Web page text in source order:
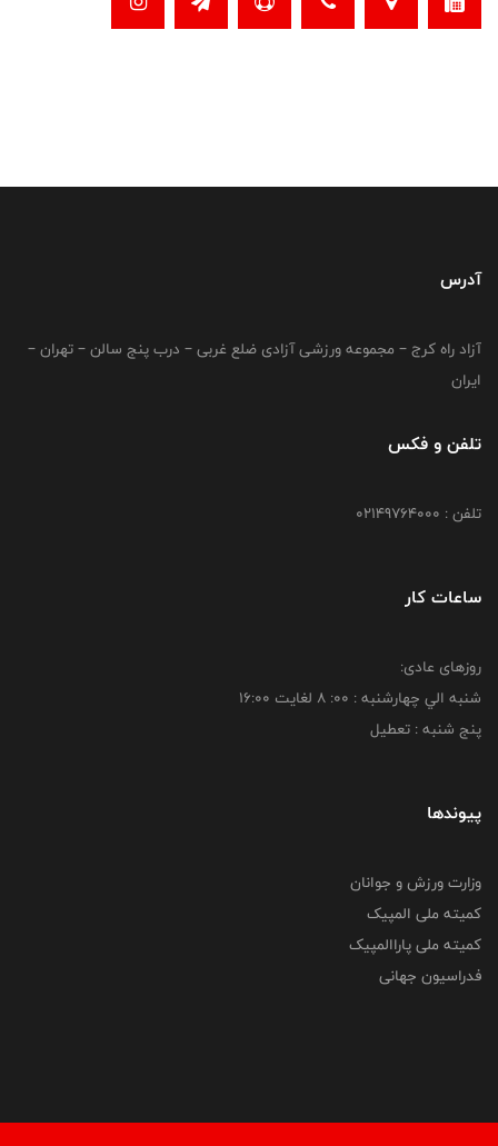
آدرس
آزاد راه کرج – مجموعه ورزشی آزادی ضلع غربی – درب پنج سالن – تهران –
ایران
تلفن و فکس
تلفن : 02149764000
ساعات کار
روزهای عادی:
شنبه الي چهارشنبه : 00: 8 لغايت 16:00
پنج شنبه : تعطیل
پیوندها
وزارت ورزش و جوانان
کمیته ملی المپیک
کمیته ملی پاراالمپیک
فدراسیون جهانی